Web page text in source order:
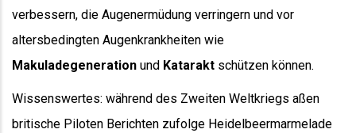
verbessern, die Augenermüdung verringern und vor
altersbedingten Augenkrankheiten wie
Makuladegeneration und Katarakt schützen können.
Wissenswertes: während des Zweiten Weltkriegs aßen
britische Piloten Berichten zufolge Heidelbeermarmelade